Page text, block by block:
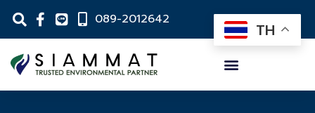
089-2012642
TH